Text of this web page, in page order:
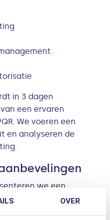
OVER
in 3 dagen
een ervaren
We voeren een
en analyseren de
we een
aanbevelingen. In